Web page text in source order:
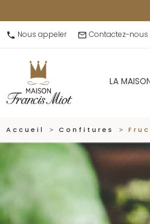
⚠️ Fortes
call Nous appeler mail_outline Contactez-nous
LA
Accueil Confitures